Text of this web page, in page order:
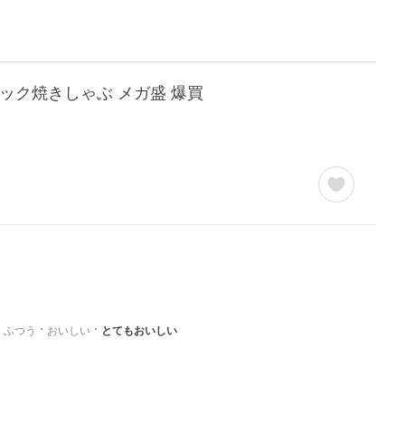
ク焼きしゃぶ メガ盛 爆買
ふつう おいしい とてもおいしい